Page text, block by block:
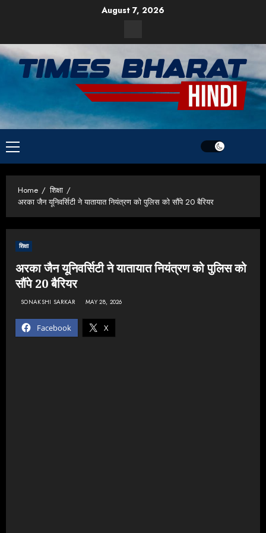
August 7, 2026
Primary
Menu
Home
शिक्षा
अरका जैन यूनिवर्सिटी ने यातायात नियंत्रण को पुलिस को सौंपे 20 बैरियर
शिक्षा
अरका जैन यूनिवर्सिटी ने यातायात नियंत्रण को पुलिस को
सौंपे 20 बैरियर
Facebook X
SONAKSHI SARKAR MAY 28, 2026